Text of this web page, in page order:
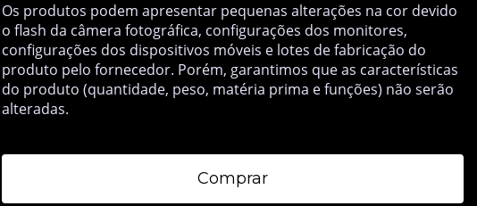
Os produtos podem apresentar pequenas alterações na cor devido
o flash da câmera fotográfica, configurações dos monitores,
configurações dos dispositivos móveis e lotes de fabricação do
produto pelo fornecedor. Porém, garantimos que as características
do produto (quantidade, peso, matéria prima e funções) não serão
alteradas.